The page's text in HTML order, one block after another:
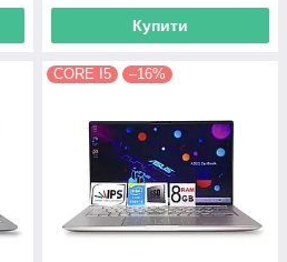
Купити
CORE I5 –16%